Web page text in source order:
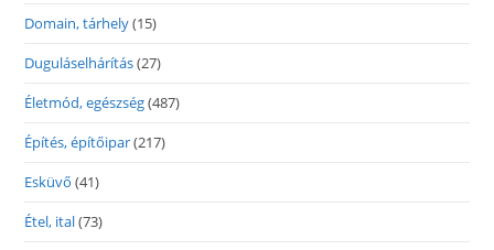
Domain, tárhely(15)
Duguláselhárítás(27)
Életmód, egészség(487)
Építés, építőipar(217)
Esküvő (41)
Étel, ital(73)